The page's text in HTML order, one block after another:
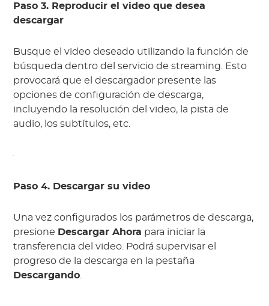
Paso 3. Reproducir el video que desea
descargar
Busque el video deseado utilizando la función de
búsqueda dentro del servicio de streaming. Esto
provocará que el descargador presente las
opciones de configuración de descarga,
incluyendo la resolución del video, la pista de
audio, los subtítulos, etc.
Paso 4. Descargar su video
Una vez configurados los parámetros de descarga,
presione Descargar Ahora para iniciar la
transferencia del video. Podrá supervisar el
progreso de la descarga en la pestaña
Descargando